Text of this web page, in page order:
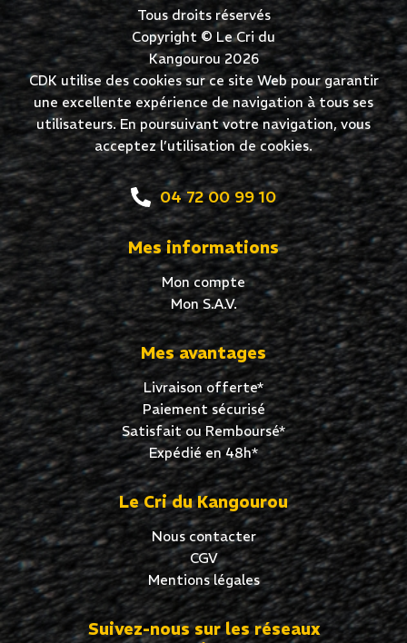
Tous droits réservés
Copyright © Le Cri du
Kangourou 2026
CDK utilise des cookies sur ce site Web pour garantir
une excellente expérience de navigation à tous ses
utilisateurs. En poursuivant votre navigation, vous
acceptez l’utilisation de cookies.
04 72 00 99 10
Mes informations
Mon compte
Mon S.A.V.
Mes avantages
Livraison offerte*
Paiement sécurisé
Satisfait ou Remboursé*
Expédié en 48h*
Le Cri du Kangourou
Nous contacter
CGV
Mentions légales
Suivez-nous sur les réseaux